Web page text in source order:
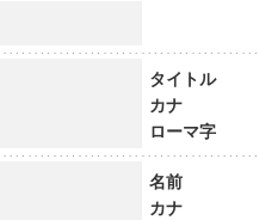
タイトル
カナ
ローマ字
名前
カナ